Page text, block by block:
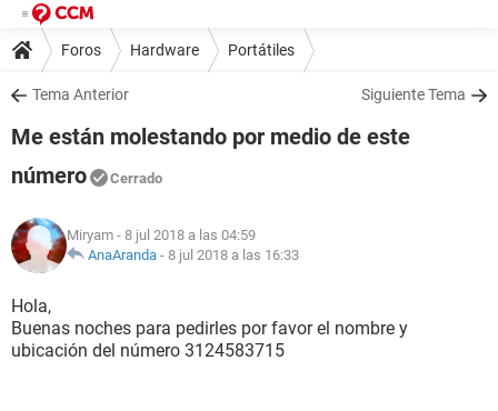
Foros Hardware Portátiles
Tema Anterior Siguiente Tema
Me están molestando por medio de este
número
Cerrado
Miryam - 8 jul 2018 a las 04:59
AnaAranda - 8 jul 2018 a las 16:33
Hola,
Buenas noches para pedirles por favor el nombre y
ubicación del número 3124583715